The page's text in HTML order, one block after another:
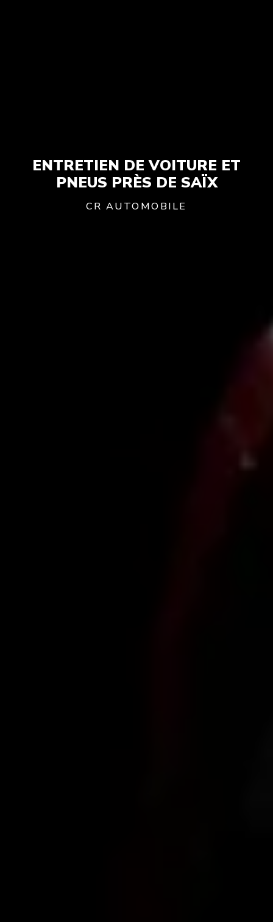
ENTRETIEN DE VOITURE ET
PNEUS PRÈS DE SAÏX
CR AUTOMOBILE